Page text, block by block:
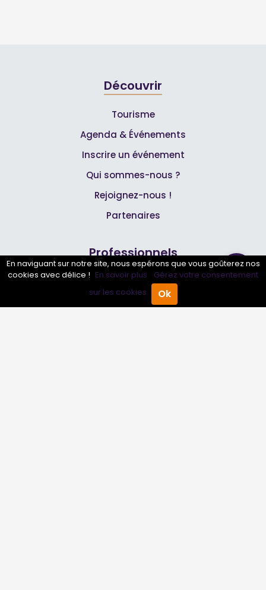
Annuaire Pro Agenda
Découvrir
Tourisme
Agenda & Événements
Inscrire un événement
Qui sommes-nous ?
Rejoignez-nous !
Partenaires
Professionnels
Annuaire pro
Inscrire mon entreprise
En naviguant sur notre site, nous espérons que vous goûterez nos
cookies avec délice ! En savoir plus. Gérez votre consentement
sur les cookies.
Ok